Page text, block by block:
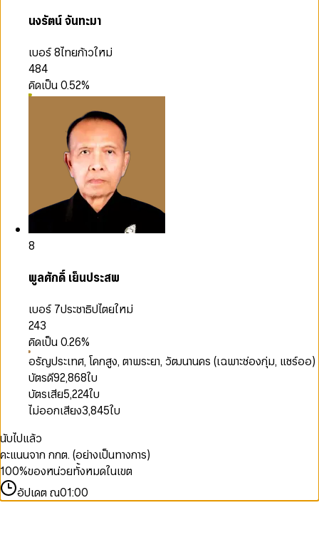
นงรัตน์ จันทะมา
เบอร์ 8ไทยก้าวใหม่
484
คิดเป็น0.52%
8
พูลศักดิ์ เย็นประสพ
เบอร์ 7ประชาธิปไตยใหม่
243
คิดเป็น0.26%
อรัญประเทศ, โคกสูง, ตาพระยา, วัฒนานคร (เฉพาะช่องกุ่ม, แซร์ออ)
บัตรดี92,868ใบ
บัตรเสีย5,224ใบ
ไม่ออกเสียง3,845ใบ
นับไปแล้ว
คะแนนจาก กกต. (อย่างเป็นทางการ)
100%ของหน่วยทั้งหมดในเขต
อัปเดต ณ01:00